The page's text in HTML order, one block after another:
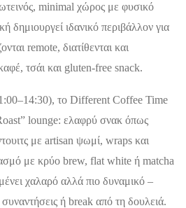
minimal χώρος με φυσικό
δημιουργεί ιδανικό περιβάλλον για
remote, διατίθενται και
τσάι και gluten-free snack.
το Different Coffee Time
lounge: ελαφρύ σνακ όπως
με artisan ψωμί, wraps και
με κρύο brew, flat white ή matcha
χαλαρό αλλά πιο δυναμικό –
ή break από τη δουλειά.